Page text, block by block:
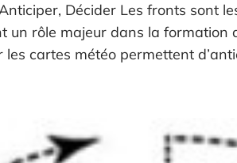
Décider Les fronts sont
un rôle majeur dans la
cartes météo permettent